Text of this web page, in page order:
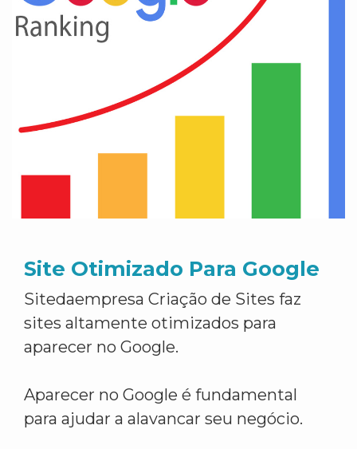
Site Otimizado Para Google
Sitedaempresa Criação de Sites faz
sites altamente otimizados para
aparecer no Google.
Aparecer no Google é fundamental
para ajudar a alavancar seu negócio.